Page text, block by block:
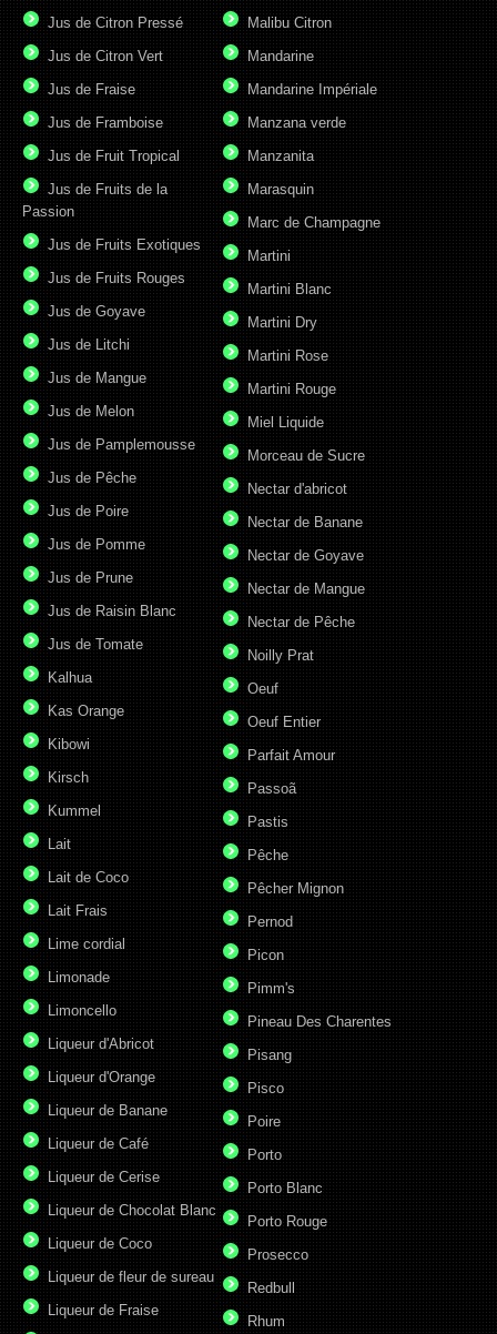
Jus de Citron Pressé
Jus de Citron Vert
Jus de Fraise
Jus de Framboise
Jus de Fruit Tropical
Jus de Fruits de la
Passion
Jus de Fruits Exotiques
Jus de Fruits Rouges
Jus de Goyave
Jus de Litchi
Jus de Mangue
Jus de Melon
Jus de Pamplemousse
Jus de Pêche
Jus de Poire
Jus de Pomme
Jus de Prune
Jus de Raisin Blanc
Jus de Tomate
Kalhua
Kas Orange
Kibowi
Kirsch
Kummel
Lait
Lait de Coco
Lait Frais
Lime cordial
Limonade
Limoncello
Liqueur d'Abricot
Liqueur d'Orange
Liqueur de Banane
Liqueur de Café
Liqueur de Cerise
Liqueur de Chocolat Blanc
Liqueur de Coco
Liqueur de fleur de sureau
Liqueur de Fraise
Malibu Citron
Mandarine
Mandarine Impériale
Manzana verde
Manzanita
Marasquin
Marc de Champagne
Martini
Martini Blanc
Martini Dry
Martini Rose
Martini Rouge
Miel Liquide
Morceau de Sucre
Nectar d'abricot
Nectar de Banane
Nectar de Goyave
Nectar de Mangue
Nectar de Pêche
Noilly Prat
Oeuf
Oeuf Entier
Parfait Amour
Passoã
Pastis
Pêche
Pêcher Mignon
Pernod
Picon
Pimm's
Pineau Des Charentes
Pisang
Pisco
Poire
Porto
Porto Blanc
Porto Rouge
Prosecco
Redbull
Rhum